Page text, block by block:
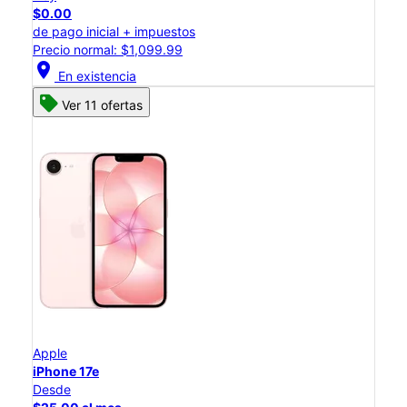
$0.00
de pago inicial + impuestos
Precio normal: $1,099.99
location_on En existencia
Ver 11 ofertas
Apple
iPhone 17e
Desde